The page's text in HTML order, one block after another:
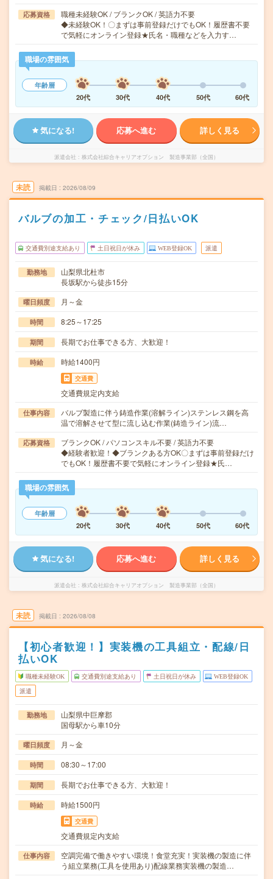
応募資格
職種未経験OK / ブランクOK / 英語力不要
◆未経験OK！〇まずは事前登録だけでもOK！履歴書不要
で気軽にオンライン登録★氏名・職種などを入力す…
職場の雰囲気
年齢層
20代
30代 40代 50代 60代
気になる! 応募へ進む 詳しく見る
派遣会社 株式会社綜合キャリアオプション 製造事業部（全国）
未読 掲載日 2026/08/09
バルブの加工・チェック/日払いOK
交通費別途支給あり 土日祝日が休み WEB登録OK 派遣
勤務地
山梨県北杜市
長坂駅から徒歩15分
曜日頻度 月～金
時間 8:25～17:25
期間 長期でお仕事できる方、大歓迎！
時給 時給1400円
交通費
交通費規定内支給
仕事内容
バルブ製造に伴う鋳造作業(溶解ライン)ステンレス鋼を高
温で溶解させて型に流し込む作業(鋳造ライン)流…
応募資格
ブランクOK / パソコンスキル不要 / 英語力不要
◆経験者歓迎！◆ブランクある方OK〇まずは事前登録だけ
でもOK！履歴書不要で気軽にオンライン登録★氏…
職場の雰囲気
年齢層
20代
30代 40代 50代 60代
気になる! 応募へ進む 詳しく見る
派遣会社 株式会社綜合キャリアオプション 製造事業部（全国）
未読 掲載日 2026/08/08
【初心者歓迎！】実装機の工具組立・配線/日
払いOK
職種未経験OK 交通費別途支給あり 土日祝日が休み WEB登録OK
派遣
勤務地
山梨県中巨摩郡
国母駅から車10分
曜日頻度 月～金
時間 08:30～17:00
期間 長期でお仕事できる方、大歓迎！
時給 時給1500円
交通費
交通費規定内支給
仕事内容
空調完備で働きやすい環境！食堂充実！実装機の製造に伴
う組立業務(工具を使用あり)配線業務実装機の製造…